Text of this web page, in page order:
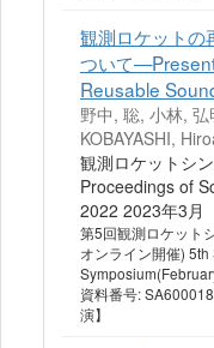
観測ロケットの
ついて
Reusable
野中, 聡, 小林,
KOBAYASHI,
観測ロケットシ
Proceedings of
2022 2023年3月
第5回観測ロケット
オンライン開催)
資料番号:
演】